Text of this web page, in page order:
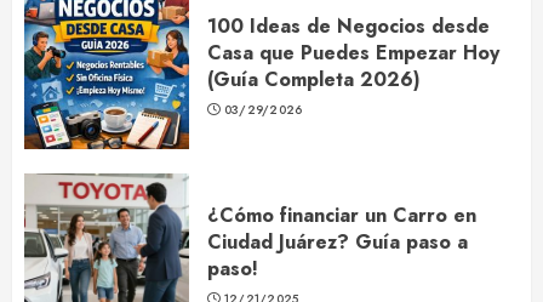
100 Ideas de Negocios desde
Casa que Puedes Empezar Hoy
(Guía Completa 2026)
03/29/2026
¿Cómo financiar un Carro en
Ciudad Juárez? Guía paso a
paso!